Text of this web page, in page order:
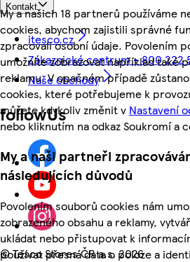
My a našich 18 partnerů používáme
cookies, abychom zajistili správné
zpracovali osobní údaje. Povolením
umožníte zobrazovat například také
reklamu. V opačném případě
cookies, které potřebujeme k
můžete kdykoliv změnit v Nastavení
nebo kliknutím na odkaz Soukromí a
My a naši partneři
následujících důvodů
Povolením souborů cookies nám
zobrazeného obsahu a reklamy,
ukládat nebo přistupovat k
používat přesná data o poloze a
Kontakt
itesco.cz
Zákaznické centrum - 800 222
Naše obchody
followUs
©Tesco Stores ČR a.s. 2026